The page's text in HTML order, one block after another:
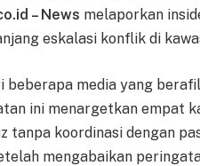
– News melaporkan
eskalasi konflik di
media yang
ini menargetkan empat
tanpa koordinasi dengan
mengabaikan